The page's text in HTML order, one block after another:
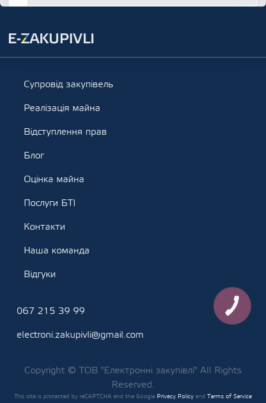
Супровід закупівель
Реалізація майна
Відступлення прав
Блог
Оцінка майна
Послуги БТІ
Контакти
Наша команда
Відгуки
067 215 39 99
electroni.zakupivli@gmail.com
Copyright © ТОВ "Електронні закупівлі" All Rights
Reserved.
This site is protected by reCAPTCHA and the Google Privacy Policy and Terms of Service
КНОПКА
ЗВ'ЯЗКУ